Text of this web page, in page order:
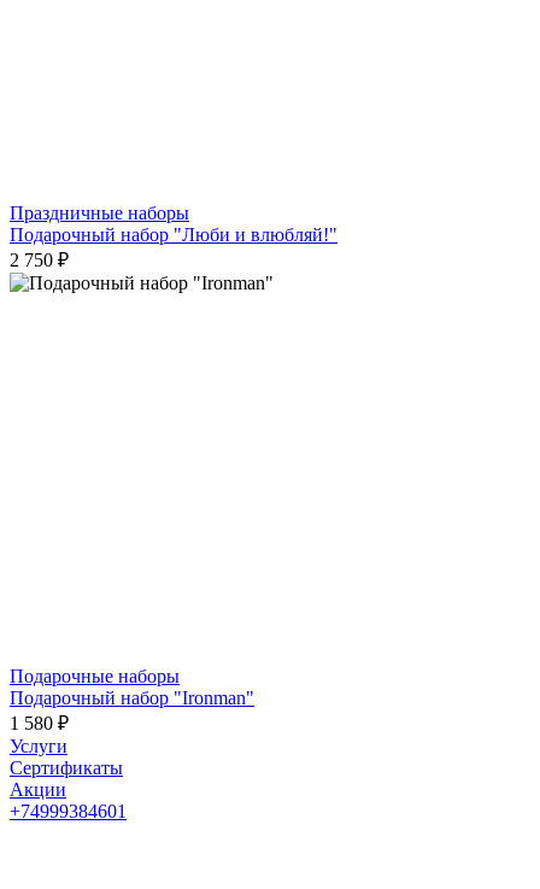
Праздничные наборы
Подарочный набор "Люби и влюбляй!"
2 750 ₽
Подарочные наборы
Подарочный набор "Ironman"
1 580 ₽
Услуги
Сертификаты
Акции
+74999384601